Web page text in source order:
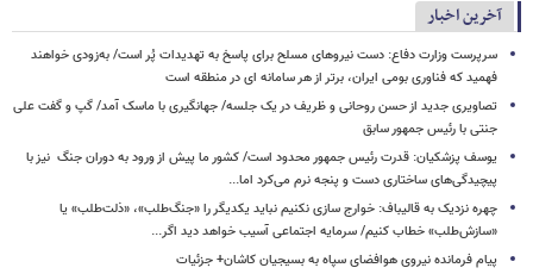
آخرین اخبار
سرپرست وزارت دفاع: دست نیروهای مسلح برای پاسخ به تهدیدات پُر است/ به‌زودی خواهند
فهمید که فناوری بومی ایران، برتر از هر سامانه ای در منطقه است
تصاویری جدید از حسن روحانی و ظریف در یک جلسه/ جهانگیری با ماسک آمد/ گپ و گفت علی
جنتی با رئیس جمهور سابق
یوسف پزشکیان: قدرت رئیس‌ جمهور محدود است/ کشور ما پیش از ورود به دوران جنگ نیز با
پیچیدگی‌های ساختاری دست و پنجه نرم می‌کرد اما...
چهره نزدیک به قالیباف: خوارج سازی نکنیم نباید یکدیگر را «جنگ‌طلب»، «ذلت‌طلب» یا
«سازش‌طلب» خطاب کنیم/ سرمایه اجتماعی آسیب خواهد دید اگر...
پیام فرمانده نیروی هوافضای سپاه به بسیجیان کاشان+ جزئیات